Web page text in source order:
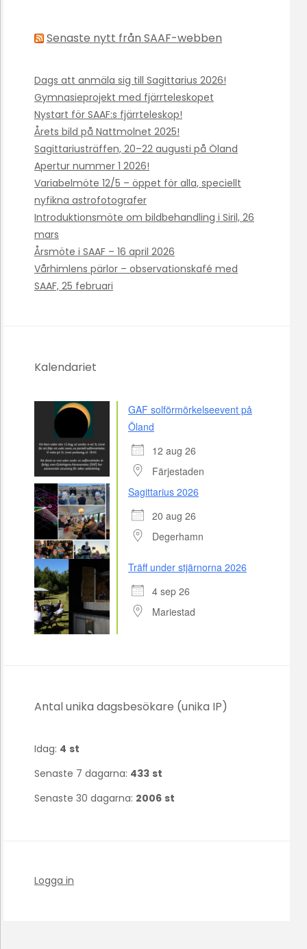
Senaste nytt från SAAF-webben
Dags att anmäla sig till Sagittarius 2026!
Gymnasieprojekt med fjärrteleskopet
Nystart för SAAF:s fjärrteleskop!
Årets bild på Nattmolnet 2025!
Sagittariusträffen, 20–22 augusti på Öland
Apertur nummer 1 2026!
Variabelmöte 12/5 – öppet för alla, speciellt
nyfikna astrofotografer
Introduktionsmöte om bildbehandling i Siril, 26
mars
Årsmöte i SAAF – 16 april 2026
Vårhimlens pärlor – observationskafé med
SAAF, 25 februari
Kalendariet
GAF solförmörkelseevent på
Öland
12 aug 26
Färjestaden
Sagittarius 2026
20 aug 26
Degerhamn
Träff under stjärnorna 2026
4 sep 26
Mariestad
Antal unika dagsbesökare (unika IP)
Idag: 4 st
Senaste 7 dagarna: 433 st
Senaste 30 dagarna: 2006 st
Logga in